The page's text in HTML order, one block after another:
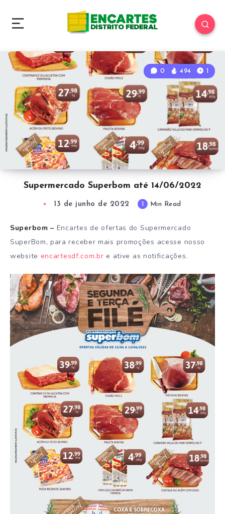
0 494 1
Supermercado Superbom até 14/06/2022
13 de junho de 2022 1 Min Read
Superbom – Encartes de ofertas do Supermercado
SuperBom, para receber mais promoções acesse nosso
website encartesdf.com.br e ative as notificações.